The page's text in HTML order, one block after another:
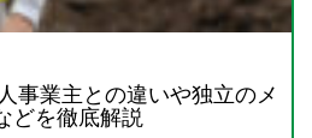
業主との違いや独立のメ
どを徹底解説